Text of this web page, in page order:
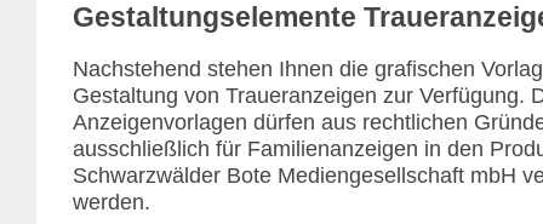
Gestaltungselemente
Nachstehend stehen Ihnen die grafischen
Gestaltung von Traueranzeigen zur Verfügung.
Anzeigenvorlagen dürfen aus rechtlichen
ausschließlich für Familienanzeigen in den
Schwarzwälder Bote Mediengesellschaft mbH
werden.